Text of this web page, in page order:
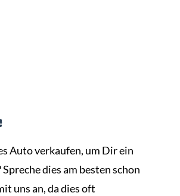
Auto verkaufen, um Dir ein
dies am besten schon
uns an, da dies oft